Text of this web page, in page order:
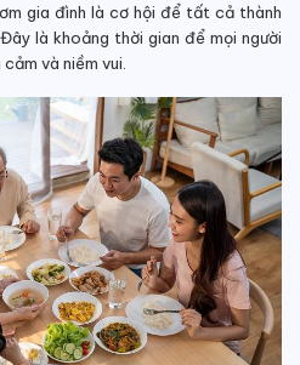
gia đình là cơ hội để tất cả thành
là khoảng thời gian để mọi người
và niềm vui.